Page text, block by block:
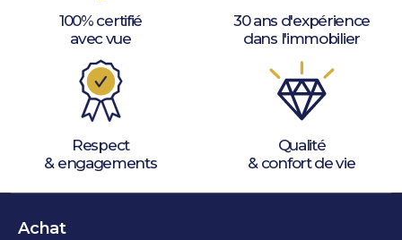
100% certifié
avec vue
30 ans d'expérience
dans l'immobilier
Respect
& engagements
Qualité
& confort de vie
Achat